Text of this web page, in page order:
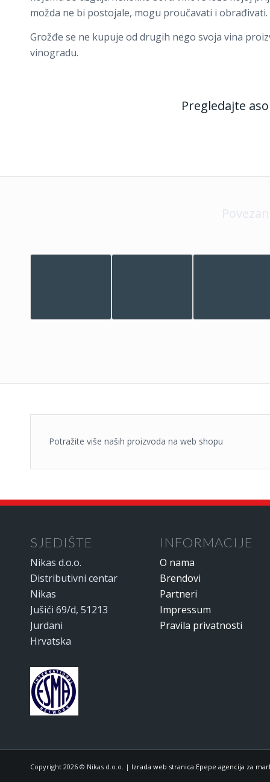
možda ne bi postojale, mogu proučavati i obrađivati.
Grožđe se ne kupuje od drugih nego svoja vina
vinogradu.
Pregledajte
Potražite više naših proizvoda na web shopu
SJEDIŠTE
Nikas d.o.o.
Distributivni centar
Nikas
Jušići 69/d, 51213
Jurdani
Hrvatska
INFORMACIJE
O nama
Brendovi
Partneri
Impressum
Pravila privatnosti
Copyright 2026 © Nikas d.o.o. | Izrada web stranica Epepe agencija za